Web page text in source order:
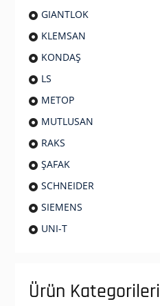
GIANTLOK
KLEMSAN
KONDAŞ
LS
METOP
MUTLUSAN
RAKS
ŞAFAK
SCHNEIDER
SIEMENS
UNI-T
Ürün Kategorileri